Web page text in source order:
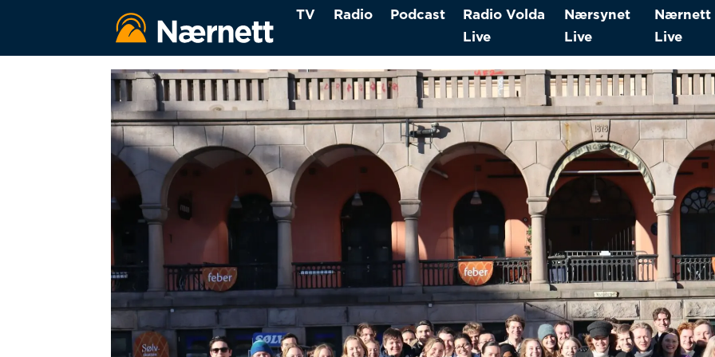
TV Radio Podcast
Radio Volda
Live
Nærsynet
Live
Nærnett
Live